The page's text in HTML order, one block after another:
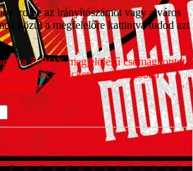
írd be az irányítószámot vagy a város
közül a megfelelőre kattintva tudod azt
ha Z-BOX megjelölésű csomagpontot
csak a Packeta applikációban
nem!